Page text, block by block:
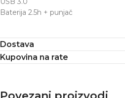
Baterija 2.5h + punjač
Dostava
Kupovina na rate